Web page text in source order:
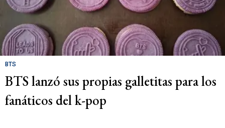
BTS
BTS lanzó sus propias galletitas para los
fanáticos del k-pop